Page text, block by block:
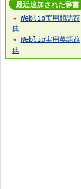
最近追加された辞書
▼
Weblio実用類語辞
典
▼
Weblio実用英語辞
典